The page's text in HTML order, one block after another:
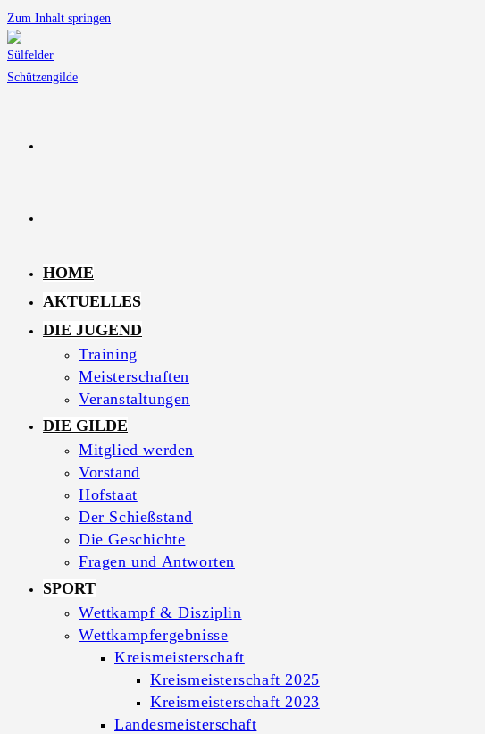
Zum Inhalt springen
HOME
AKTUELLES
DIE JUGEND
Training
Meisterschaften
Veranstaltungen
DIE GILDE
Mitglied werden
Vorstand
Hofstaat
Der Schießstand
Die Geschichte
Fragen und Antworten
SPORT
Wettkampf & Disziplin
Wettkampfergebnisse
Kreismeisterschaft
Kreismeisterschaft 2025
Kreismeisterschaft 2023
Landesmeisterschaft